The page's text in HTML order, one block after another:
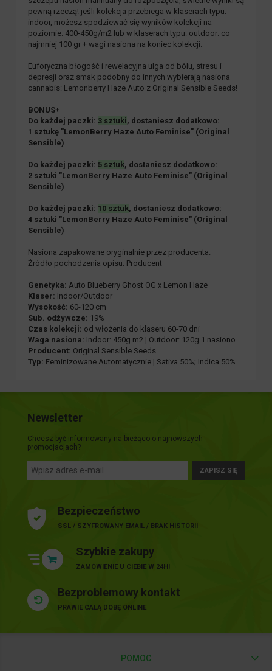
pewną rzeczą! jeśli kolekcja przebiega w klaserach typu:
indoor, możesz spodziewać się wyników kolekcji na
poziomie: 400-450g/m2 lub w klaserach typu: outdoor: co
najmniej 100 gr + wagi nasiona na koniec kolekcji.
Euforyczna błogość i rewelacyjna ulga od bólu, stresu i
depresji oraz smak podobny do innych wybierają nasiona
cannabis: Lemonberry Haze Auto z Original Sensible Seeds!
BONUS+
Do każdej paczki: 3 sztuki, dostaniesz dodatkowo:
1 sztukę "LemonBerry Haze Auto Feminise" (Original
Sensible)
Do każdej paczki: 5 sztuk, dostaniesz dodatkowo:
2 sztuki "LemonBerry Haze Auto Feminise" (Original
Sensible)
Do każdej paczki: 10 sztuk, dostaniesz dodatkowo:
4 sztuki "LemonBerry Haze Auto Feminise" (Original
Sensible)
Nasiona zapakowane oryginalnie przez producenta.
Źródło pochodzenia opisu: Producent
Genetyka: Auto Blueberry Ghost OG x Lemon Haze
Klaser: Indoor/Outdoor
Wysokość: 60-120 cm
Sub. odżywcze: 19%
Czas kolekcji: od włożenia do klaseru 60-70 dni
Waga nasiona: Indoor: 450g m2 | Outdoor: 120g 1 nasiono
Producent: Original Sensible Seeds
Typ: Feminizowane Automatycznie | Sativa 50%; Indica 50%
Newsletter
Chcesz być informowany na bieżąco o najnowszych
promocjacjach?
ZAPISZ SIĘ
Bezpieczeństwo
SSL / SZYFROWANY EMAIL / BRAK HISTORII
Szybkie zakupy
ZAMÓWIENIE U CIEBIE W 24H!
Bezproblemowy kontakt
PRAWIE CAŁĄ DOBĘ ONLINE
POMOC